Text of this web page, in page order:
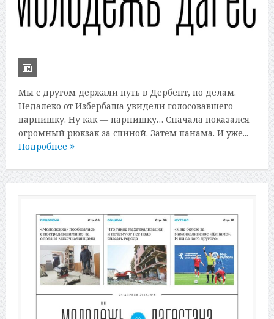
Мы с другом держали путь в Дербент, по делам.
Недалеко от Избербаша увидели голосовавшего
парнишку. Ну как — парнишку… Сначала показался
огромный рюкзак за спиной. Затем панама. И уже...
Подробнее